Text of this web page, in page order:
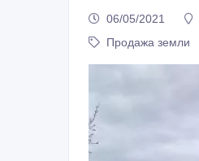
06/05/2021
Продажа земли